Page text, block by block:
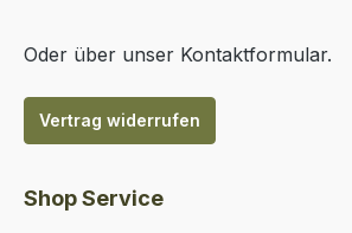
Oder über unser Kontaktformular.
Vertrag widerrufen
Shop Service